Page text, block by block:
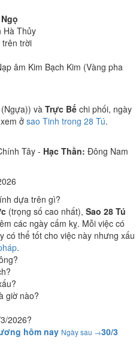
Hà Thủy
trên trời
âm Kim Bạch Kim (Vàng pha
vàTrực Bế chi phối, ngày
ở sao Tinh trong 28 Tú.
Tây - Hạc Thần: Đông Nam
dựa trên gì?
(trọng số cao nhất), Sao 28 Tú
các ngày cấm kỵ. Mỗi việc có
có thể tốt cho việc này nhưng xấu
.
giờ nào?
2026?
hôm nay Ngày sau →30/3